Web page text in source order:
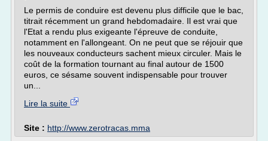
Le permis de conduire est devenu plus difficile que le bac,
titrait récemment un grand hebdomadaire. Il est vrai que
l'Etat a rendu plus exigeante l'épreuve de conduite,
notamment en l'allongeant. On ne peut que se réjouir que
les nouveaux conducteurs sachent mieux circuler. Mais le
coût de la formation tournant au final autour de 1500
euros, ce sésame souvent indispensable pour trouver
un...
Lire la suite
Site : http://www.zerotracas.mma